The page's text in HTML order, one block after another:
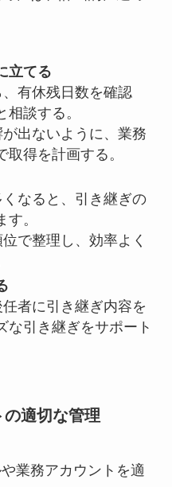
立てる
有休残日数を確認
相談する。
出ないように、業務
得を計画する。
なると、引き継ぎの
。
で整理し、効率よく
者に引き継ぎ内容を
な引き継ぎをサポート
適切な管理
業務アカウントを適